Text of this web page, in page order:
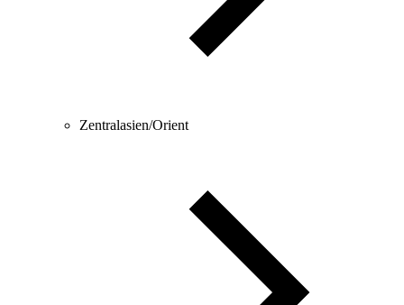
Zentralasien/Orient